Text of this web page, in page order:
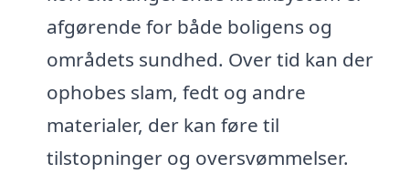
afgørende for både boligens og
områdets sundhed. Over tid kan der
ophobes slam, fedt og andre
materialer, der kan føre til
tilstopninger og oversvømmelser.